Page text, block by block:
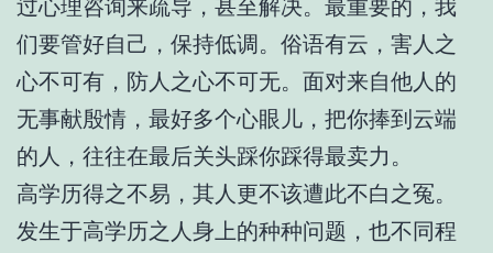
过心理咨询来疏导，甚至解决。最重要的，我
们要管好自己，保持低调。俗语有云，害人之
心不可有，防人之心不可无。面对来自他人的
无事献殷情，最好多个心眼儿，把你捧到云端
的人，往往在最后关头踩你踩得最卖力。
高学历得之不易，其人更不该遭此不白之冤。
发生于高学历之人身上的种种问题，也不同程